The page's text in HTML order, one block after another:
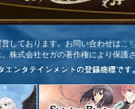
営しております。お問い合わせは こ
株式会社セガの著作権により保